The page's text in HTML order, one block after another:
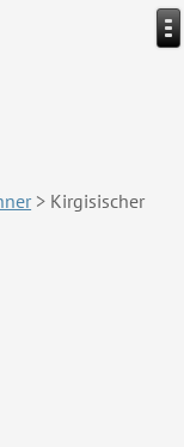
> Kirgisischer